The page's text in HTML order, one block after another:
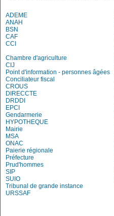
ADEME
ANAH
BSN
CAF
CCI
Chambre d'agriculture
CIJ
Point d'information - personnes âgées
Conciliateur fiscal
CROUS
DIRECCTE
DRDDI
EPCI
Gendarmerie
HYPOTHEQUE
Mairie
MSA
ONAC
Paierie régionale
Préfecture
Prud'hommes
SIP
SUIO
Tribunal de grande instance
URSSAF